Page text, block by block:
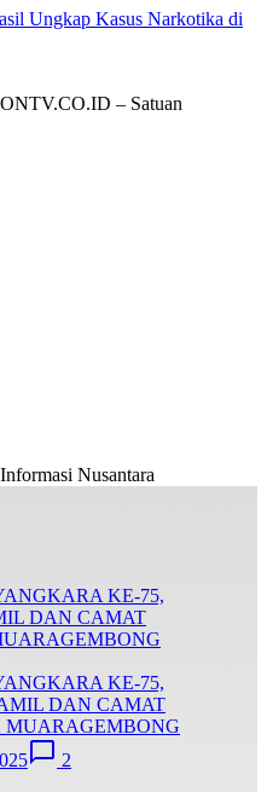
Ungkap Kasus Narkotika di
– Satuan
KE-75,
DAN CAMAT
2